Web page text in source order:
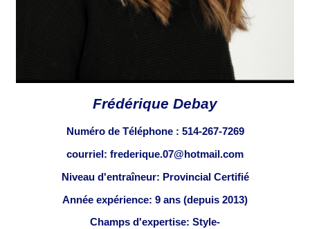
Frédérique Debay
Numéro de Téléphone : 514-267-7269
courriel: frederique.07@hotmail.com
Niveau d'entraîneur: Provincial Certifié
Année expérience: 9 ans (depuis 2013)
Champs d'expertise: Style-